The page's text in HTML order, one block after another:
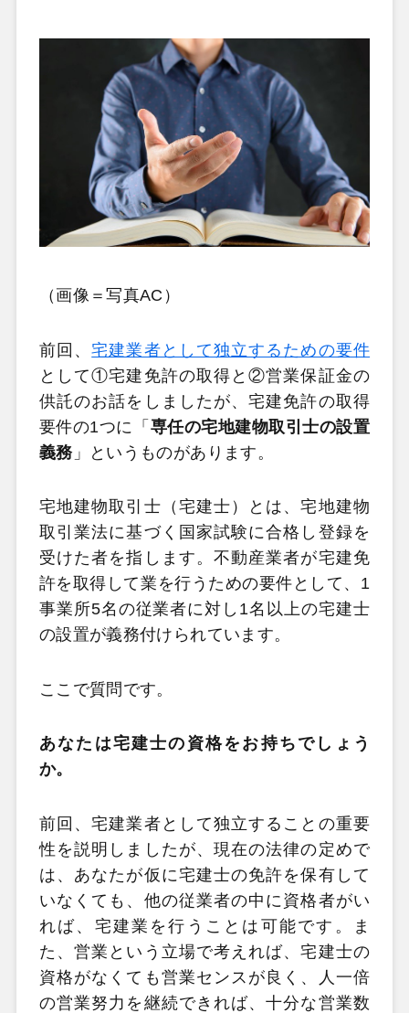
（画像＝写真AC）
前回、宅建業者として独立するための要件
として①宅建免許の取得と②営業保証金の
供託のお話をしましたが、宅建免許の取得
要件の1つに「 専任の宅地建物取引士の設置
義務」というものがあります。
宅地建物取引士（宅建士）とは、宅地建物
取引業法に基づく国家試験に合格し登録を
受けた者を指します。不動産業者が宅建免
許を取得して業を行うための要件として、1
事業所5名の従業者に対し1名以上の宅建士
の設置が義務付けられています。
ここで質問です。
あなたは宅建士の資格をお持ちでしょう
か。
前回、宅建業者として独立することの重要
性を説明しましたが、現在の法律の定めで
は、あなたが仮に宅建士の免許を保有して
いなくても、他の従業者の中に資格者がい
れば、宅建業を行うことは可能です。ま
た、営業という立場で考えれば、宅建士の
資格がなくても営業センスが良く、人一倍
の営業努力を継続できれば、十分な営業数